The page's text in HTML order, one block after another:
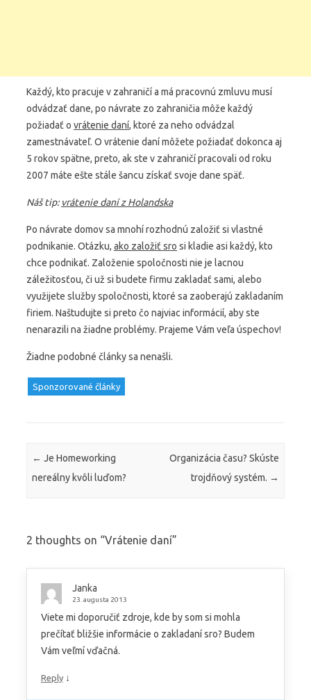
Každý, kto pracuje v zahraničí a má pracovnú zmluvu musí
odvádzať dane, po návrate zo zahraničia môže každý
požiadať o vrátenie daní, ktoré za neho odvádzal
zamestnávateľ. O vrátenie daní môžete požiadať dokonca aj
5 rokov spätne, preto, ak ste v zahraničí pracovali od roku
2007 máte ešte stále šancu získať svoje dane späť.
Náš tip:vrátenie daní z Holandska
Po návrate domov sa mnohí rozhodnú založiť si vlastné
podnikanie. Otázku, ako založiť sro si kladie asi každý, kto
chce podnikať. Založenie spoločnosti nie je lacnou
záležitosťou, či už si budete firmu zakladať sami, alebo
využijete služby spoločnosti, ktoré sa zaoberajú zakladaním
firiem. Naštudujte si preto čo najviac informácií, aby ste
nenarazili na žiadne problémy. Prajeme Vám veľa úspechov!
Žiadne podobné články sa nenašli.
Sponzorované články
Post navigation
← Je Homeworking
nereálny kvôli luďom?
Organizácia času? Skúste
trojdňový systém. →
2 thoughts on “Vrátenie daní”
Janka
23. augusta 2013
Viete mi doporučiť zdroje, kde by som si mohla
prečítať bližšie informácie o zakladaní sro? Budem
Vám veľmí vďačná.
Reply ↓